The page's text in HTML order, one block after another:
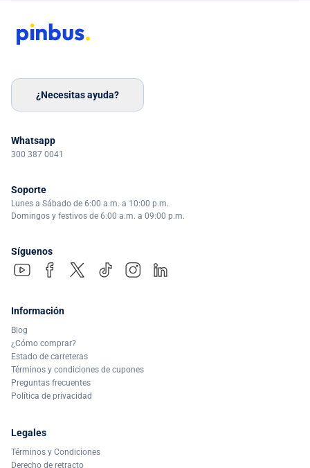
¿Necesitas ayuda?
Whatsapp
300 387 0041
Soporte
Lunes a Sábado de 6:00 a.m. a 10:00 p.m.
Domingos y festivos de 6:00 a.m. a 09:00 p.m.
Síguenos
Información
Blog
¿Cómo comprar?
Estado de carreteras
Términos y condiciones de cupones
Preguntas frecuentes
Política de privacidad
Legales
Términos y Condiciones
Derecho de retracto